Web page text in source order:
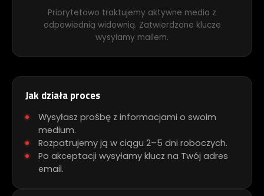
Priorytetowo traktujemy aktywne media z
odpowiednią widownią. Zatwierdzone klucze
wysyłamy mailem.
Jak działa proces
Wysyłasz prośbę z informacjami o swoim
medium.
Rozpatrujemy ją w ciągu 2–5 dni roboczych.
Po akceptacji wysyłamy klucz na Twój adres
email.